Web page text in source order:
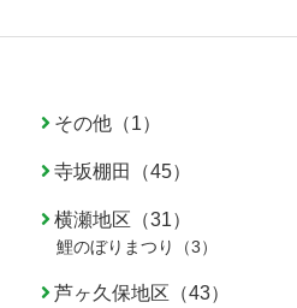
その他（1）
寺坂棚田（45）
横瀬地区（31）
鯉のぼりまつり（3）
芦ヶ久保地区（43）